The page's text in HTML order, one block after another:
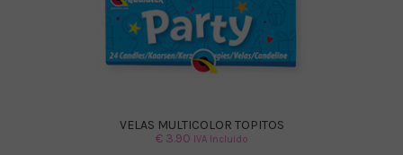
VELAS MULTICOLOR TOPITOS
€3.90 IVA Incluido